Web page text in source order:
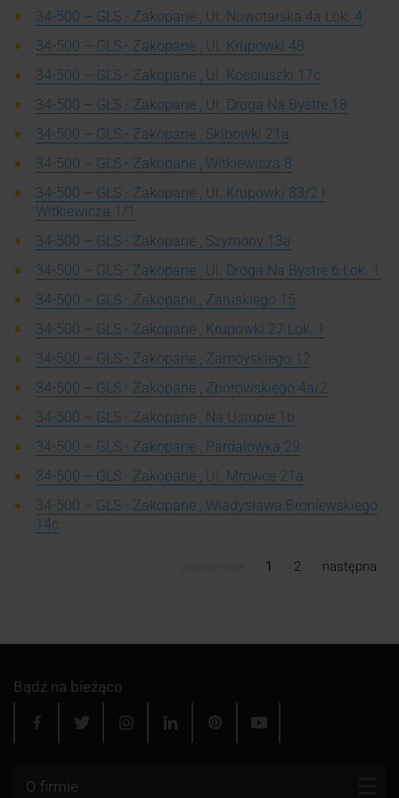
34-500 – GLS - Zakopane , Ul. Nowotarska 4a Lok. 4
34-500 – GLS - Zakopane , Ul. Krupowki 48
34-500 – GLS - Zakopane , Ul. Kosciuszki 17c
34-500 – GLS - Zakopane , Ul. Droga Na Bystre 18
34-500 – GLS - Zakopane , Skibowki 21a
34-500 – GLS - Zakopane , Witkiewicza 8
34-500 – GLS - Zakopane , Ul. Krupowki 83/2 I
Witkiewicza 1/1
34-500 – GLS - Zakopane , Szymony 13a
34-500 – GLS - Zakopane , Ul. Droga Na Bystre 6 Lok. 1
34-500 – GLS - Zakopane , Zaruskiego 15
34-500 – GLS - Zakopane , Krupowki 27 Lok. 1
34-500 – GLS - Zakopane , Zamoyskiego 12
34-500 – GLS - Zakopane , Zborowskiego 4a/2
34-500 – GLS - Zakopane , Na Ustupie 1b
34-500 – GLS - Zakopane , Pardalowka 29
34-500 – GLS - Zakopane , Ul. Mrowce 21a
34-500 – GLS - Zakopane , Wladysława Broniewskiego
14c
1 2 następna
Bądź na bieżąco
O firmie